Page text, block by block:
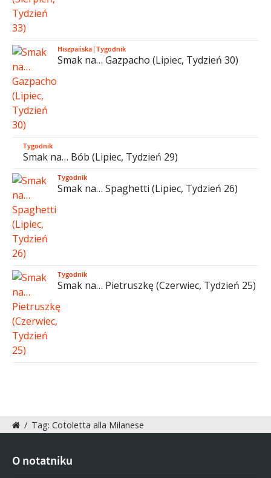
Hiszpańska|Tygodnik
Smak na… Gazpacho (Lipiec, Tydzień 30)
Tygodnik
Smak na… Bób (Lipiec, Tydzień 29)
Tygodnik
Smak na… Spaghetti (Lipiec, Tydzień 26)
Tygodnik
Smak na… Pietruszkę (Czerwiec, Tydzień 25)
/ Tag: Cotoletta alla Milanese
O notatniku